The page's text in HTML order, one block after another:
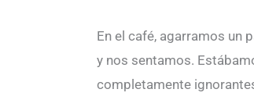
En el café, agarramos un
y nos sentamos.
completamente